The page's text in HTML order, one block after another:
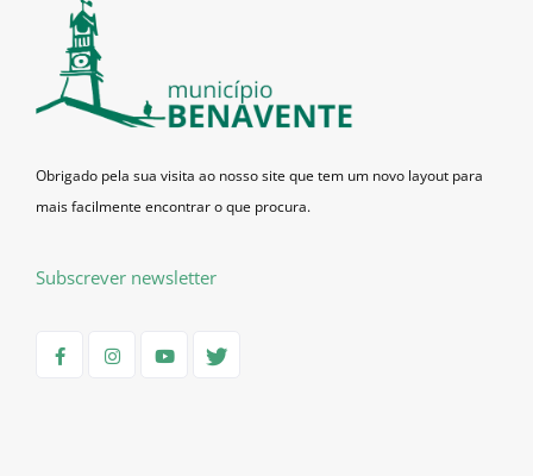
Obrigado pela sua visita ao nosso site que tem um novo layout para
mais facilmente encontrar o que procura.
Subscrever newsletter